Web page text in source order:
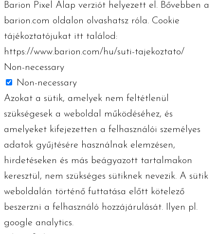
Barion Pixel Alap verziót helyezett el. Bővebben a
barion.com oldalon olvashatsz róla. Cookie
tájékoztatójukat itt találod:
https://www.barion.com/hu/suti-tajekoztato/
Non-necessary
Non-necessary
Azokat a sütik, amelyek nem feltétlenül
szükségesek a weboldal működéséhez, és
amelyeket kifejezetten a felhasználói személyes
adatok gyűjtésére használnak elemzésen,
hirdetéseken és más beágyazott tartalmakon
keresztül, nem szükséges sütiknek nevezik. A sütik
weboldalán történő futtatása előtt kötelező
beszerzni a felhasználó hozzájárulását. Ilyen pl.
google analytics.